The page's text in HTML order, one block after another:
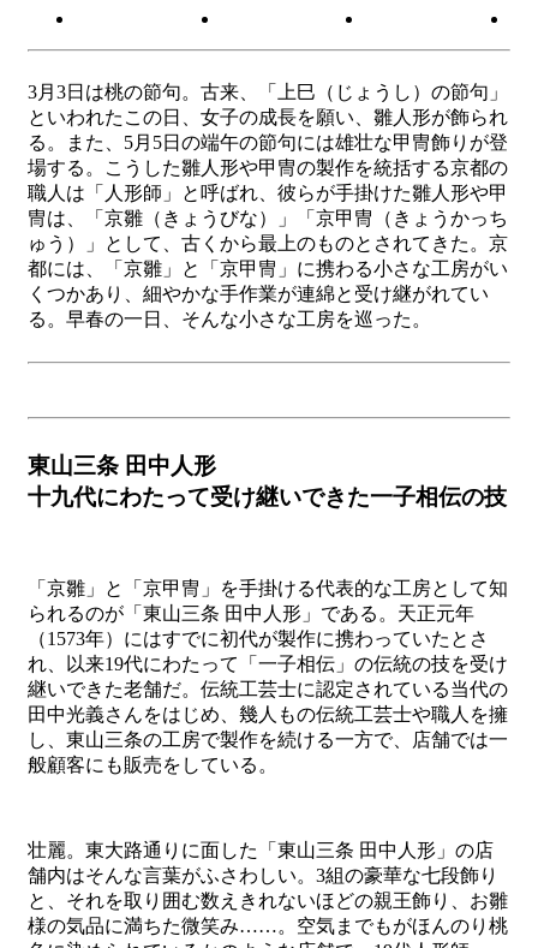
3月3日は桃の節句。古来、「上巳（じょうし）の節句」
といわれたこの日、女子の成長を願い、雛人形が飾られ
る。また、5月5日の端午の節句には雄壮な甲冑飾りが登
場する。こうした雛人形や甲冑の製作を統括する京都の
職人は「人形師」と呼ばれ、彼らが手掛けた雛人形や甲
冑は、「京雛（きょうびな）」「京甲冑（きょうかっち
ゅう）」として、古くから最上のものとされてきた。京
都には、「京雛」と「京甲冑」に携わる小さな工房がい
くつかあり、細やかな手作業が連綿と受け継がれてい
る。早春の一日、そんな小さな工房を巡った。
東山三条 田中人形
十九代にわたって受け継いできた一子相伝の技
「京雛」と「京甲冑」を手掛ける代表的な工房として知
られるのが「東山三条 田中人形」である。天正元年
（1573年）にはすでに初代が製作に携わっていたとさ
れ、以来19代にわたって「一子相伝」の伝統の技を受け
継いできた老舗だ。伝統工芸士に認定されている当代の
田中光義さんをはじめ、幾人もの伝統工芸士や職人を擁
し、東山三条の工房で製作を続ける一方で、店舗では一
般顧客にも販売をしている。
壮麗。東大路通りに面した「東山三条 田中人形」の店
舗内はそんな言葉がふさわしい。3組の豪華な七段飾り
と、それを取り囲む数えきれないほどの親王飾り、お雛
様の気品に満ちた微笑み……。空気までもがほんのり桃